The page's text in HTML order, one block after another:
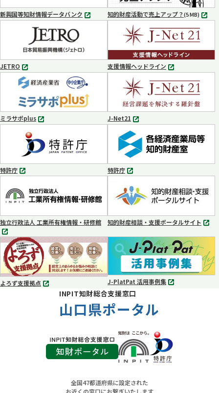
く
く
新興国等知財情報データバンク
別
開
く
知的財産活動で売上アップ？(5 MB) MP4
JETRO
別
タ
ブ
で
開
く
支援情報ヘッドライン
別
タ
ブ
で
開
く
ミラサポplus
別
ブ
で
開
く
J-Net21
別
タ
ブ
で
開
く
特許庁
別
ブ
で
く
特許庁
別
ブ
で
開
く
独立行政法人 工業所有権情報・研修館
別
タ
ブ
で
知的財産相談・支援ポータルサイト
別
タ
開
く
よろず支援拠点
別
J-PlatPat 活用事例集
別
INPIT知財総合支援窓口
山口県ポータル
全国47都道府県に設定された